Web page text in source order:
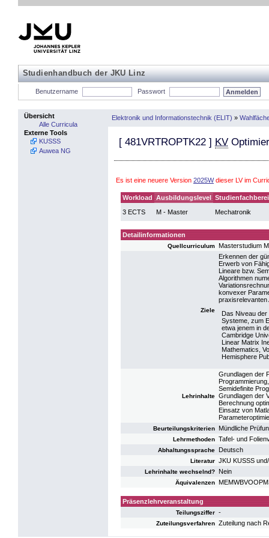
Studienhandbuch der JKU Linz
Benutzername Passwort
Übersicht
Alle Curricula
Externe Tools
KUSSS
Auwea NG
Elektronik und Informationstechnik (ELIT) »
[ 481VRTROPTK22 ] KV
Es ist eine neuere Version 2025Wdieser LV im
Workload Ausbildungslevel
3 ECTS
M - Master Mechatronik
Detailinformationen
Quellcurriculum Masterstudium
Ziele
Erkennen der
Erwerb von
Lineare bzw.
Algorithmen
konvexer
praxisrelevanten
Das Niveau
Systeme, zum
etwa jenem in
Cambridge
Linear Matrix
Mathematics,
Hemisphere
Lehrinhalte
Grundlagen der
Semidefinite
Grundlagen der
Berechnung
Einsatz von
Beurteilungskriterien Mündliche
Lehrmethoden Tafel- und
Abhaltungssprache Deutsch
Literatur JKU KUSSS
Lehrinhalte wechselnd? Nein
Äquivalenzen
Präsenzlehrveranstaltung
Teilungsziffer -
Zuteilungsverfahren Zuteilung nach